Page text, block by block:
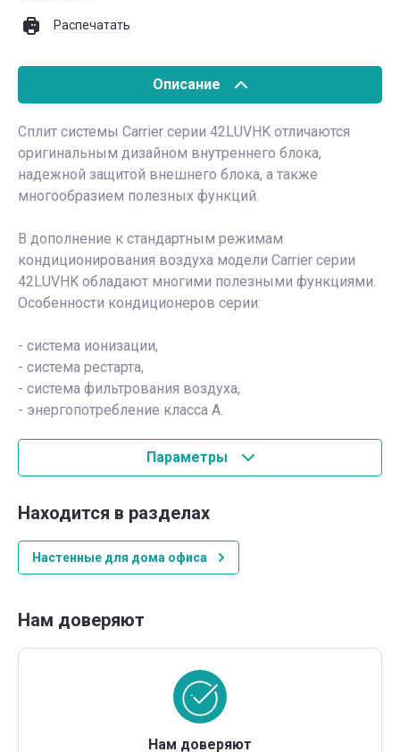
Распечатать
Описание
Сплит системы Carrier серии 42LUVHK отличаются
оригинальным дизайном внутреннего блока,
надежной защитой внешнего блока, а также
многообразием полезных функций.
В дополнение к стандартным режимам
кондиционирования воздуха модели Carrier серии
42LUVHK обладают многими полезными функциями.
Особенности кондиционеров серии:
- система ионизации,
- система рестарта,
- система фильтрования воздуха,
- энергопотребление класса А.
Параметры
Находится в разделах
Настенные для дома офиса
Нам доверяют
Нам доверяют